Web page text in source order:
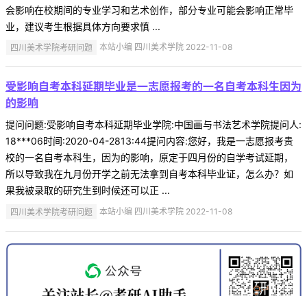
会影响在校期间的专业学习和艺术创作，部分专业可能会影响正常毕
业，建议考生根据具体方向要求慎 ...
四川美术学院考研问题 本站小编 四川美术学院 2022-11-08
受影响自考本科延期毕业是一志愿报考的一名自考本科生因为
的影响
提问问题:受影响自考本科延期毕业学院:中国画与书法艺术学院提问人:
18***06时间:2020-04-2813:44提问内容:您好，我是一志愿报考贵
校的一名自考本科生，因为的影响，原定于四月份的自学考试延期，
所以导致我在九月份开学之前无法拿到自考本科毕业证，怎么办？如
果我被录取的研究生到时候还可以正 ...
四川美术学院考研问题 本站小编 四川美术学院 2022-11-08